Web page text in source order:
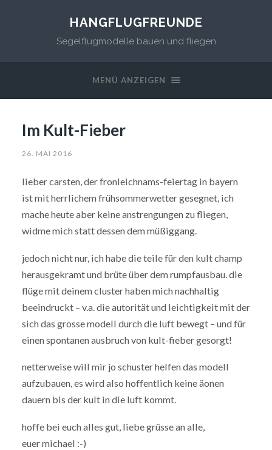
HANGFLUGFREUNDE
Segelflugmodelle bauen und fliegen
MENÜ ANZEIGEN
Im Kult-Fieber
26. MAI 2016
lieber carsten, der fronleichnams-feiertag in bayern
ist mit herrlichem frühsommerwetter gesegnet, ich
mache heute aber keine anstrengungen zu fliegen,
widme mich statt dessen dem müßiggang.
jedoch nicht nur, ich habe die teile für den kult champ
herausgekramt und brüte über dem rumpfausbau. die
flüge mit deinem cluster haben mich nachhaltig
beeindruckt – v.a. die autorität und leichtigkeit mit der
sich das grosse modell durch die luft bewegt – und für
einen spontanen ausbruch von kult-fieber gesorgt!
netterweise will mir jo schuster helfen das modell
aufzubauen, es wird also hoffentlich keine äonen
dauern bis der kult in die luft kommt.
hoffe bei euch alles gut, liebe grüsse an alle,
euer michael :-)